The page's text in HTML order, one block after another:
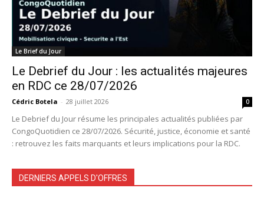
Le Brief du Jour
Le Debrief du Jour : les actualités majeures
en RDC ce 28/07/2026
Cédric Botela - 28 juillet 2026 0
Le Debrief du Jour résume les principales actualités publiées par
CongoQuotidien ce 28/07/2026. Sécurité, justice, économie et santé
: retrouvez les faits marquants et leurs implications pour la RDC.
DERNIERS APPELS D'OFFRES